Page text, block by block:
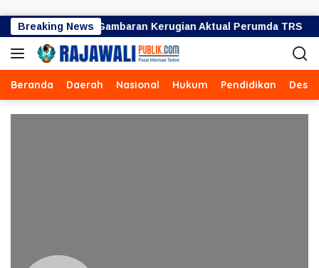
Breaking News
Miliar Bukan Gambaran Kerugian Aktual Perumda TRS
Beranda Daerah Nasional Hukum Pendidikan Desa